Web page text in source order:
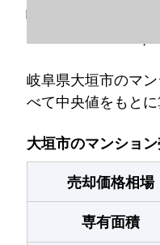
岐阜県大垣市のマ
岐阜県大垣市のマ
べて中央値をもとに
大垣市のマンショ
売却価格相場
専有面積